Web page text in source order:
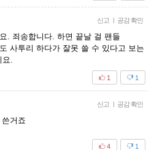
신고 | 공감 확인
. 죄송합니다. 하면 끝날 걸 팬들
사투리 하다가 잘못 쓸 수 있다고 보는
요.
1
1
신고 | 공감 확인
거죠
1
4